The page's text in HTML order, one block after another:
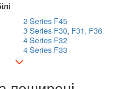
2 Series F45
3 Series F30, F31, F36
4 Series F32
4 Series F33